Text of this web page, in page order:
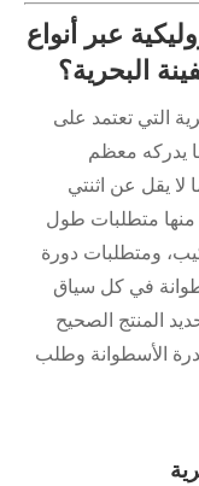
عبر أنواع
البحرية؟
التي تعتمد على
يدركه معظم
لا يقل عن اثنتي
متطلبات طول
ومتطلبات دورة
في كل سياق
المنتج الصحيح
الأسطوانة وطلب